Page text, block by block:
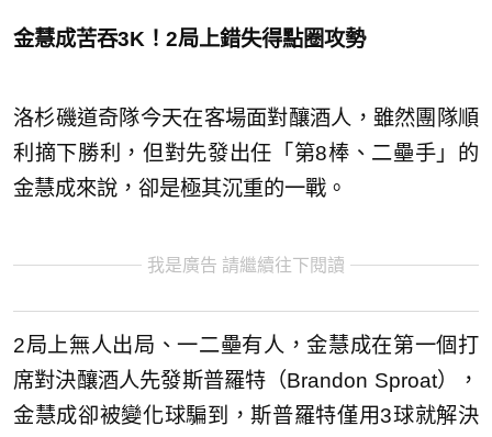
金慧成苦吞3K！2局上錯失得點圈攻勢
洛杉磯道奇隊今天在客場面對釀酒人，雖然團隊順
利摘下勝利，但對先發出任「第8棒、二壘手」的
金慧成來說，卻是極其沉重的一戰。
我是廣告 請繼續往下閱讀
2局上無人出局、一二壘有人，金慧成在第一個打
席對決釀酒人先發斯普羅特（Brandon Sproat），
金慧成卻被變化球騙到，斯普羅特僅用3球就解決